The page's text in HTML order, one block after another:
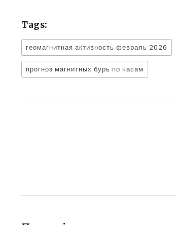
Tags:
геомагнитная активность февраль 2026
прогноз магнитных бурь по часам